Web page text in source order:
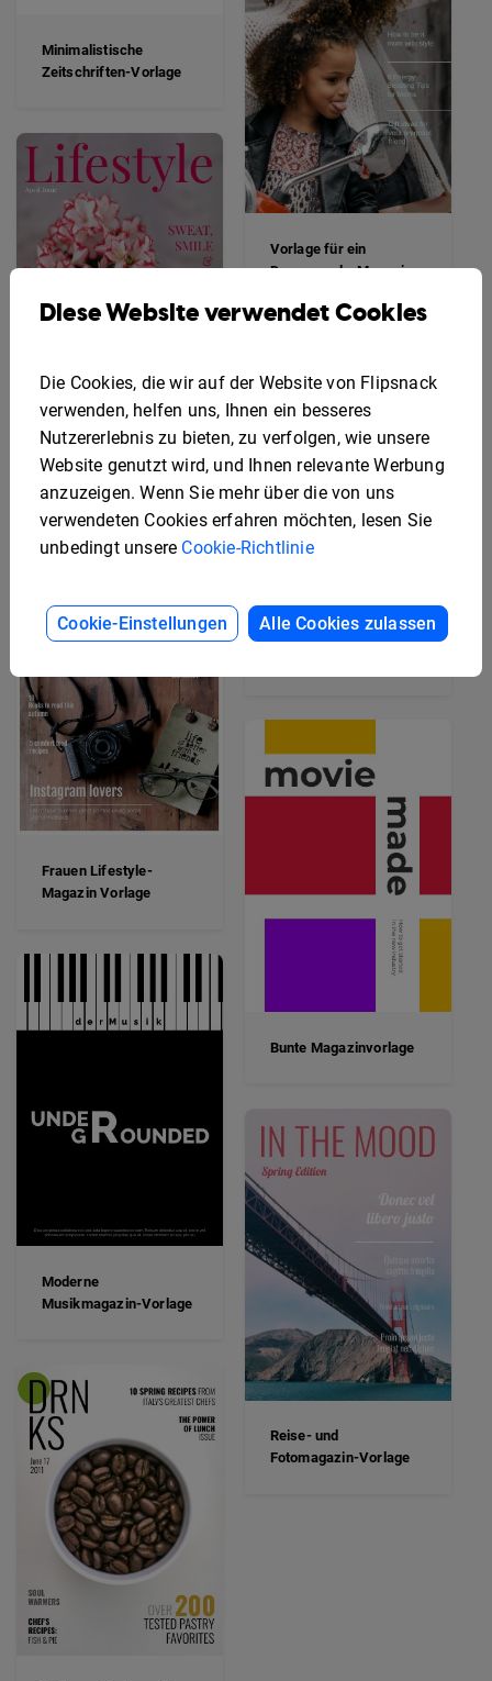
Minimalistische
Zeitschriften-Vorlage
Vorlage für ein
Damenmode-Magazin
Zarte Lifestyle-
Magazin-Vorlage
Frauen Lifestyle-
Magazin Vorlage
Bunte Magazinvorlage
Moderne
Musikmagazin-Vorlage
Reise- und
Fotomagazin-Vorlage
Diese Website verwendet Cookies
Die Cookies, die wir auf der Website von Flipsnack
verwenden, helfen uns, Ihnen ein besseres
Nutzererlebnis zu bieten, zu verfolgen, wie unsere
Website genutzt wird, und Ihnen relevante Werbung
anzuzeigen. Wenn Sie mehr über die von uns
verwendeten Cookies erfahren möchten, lesen Sie
unbedingt unsere Cookie-Richtlinie
Cookie-Einstellungen Alle Cookies zulassen